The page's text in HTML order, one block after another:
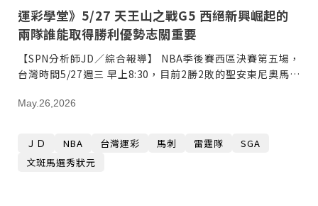
運彩學堂》5/27 天王山之戰G5 西絕新興崛起的
兩隊誰能取得勝利優勢志關重要
【SPN分析師JD／綜合報導】 NBA季後賽西區決賽第五場，
台灣時間5/27週三 早上8:30，目前2勝2敗的聖安東尼奧馬刺
May.26,2026
ＪＤ NBA 台灣運彩 馬刺 雷霆隊
SGA
文斑馬選秀狀元